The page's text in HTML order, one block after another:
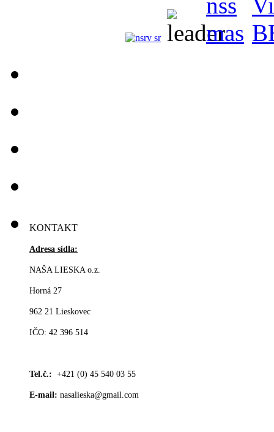
KONTAKT
Adresa sídla:
NAŠA LIESKA o.z.
Horná 27
962 21 Lieskovec
IČO: 42 396 514
Tel.č.: +421 (0) 45 540 03 55
E-mail: nasalieska@gmail.com